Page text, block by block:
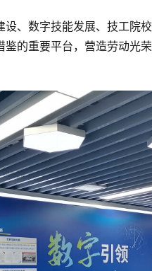
、数字技能发展、技工院
的重要平台，营造劳动光